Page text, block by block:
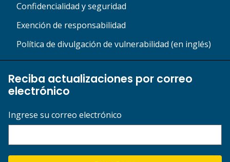
Confidencialidad y seguridad
Exención de responsabilidad
Política de divulgación de vulnerabilidad (en inglés)
Reciba actualizaciones por correo
electrónico
Ingrese su correo electrónico